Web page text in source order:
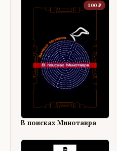
100 ₽
В поисках Минотавра